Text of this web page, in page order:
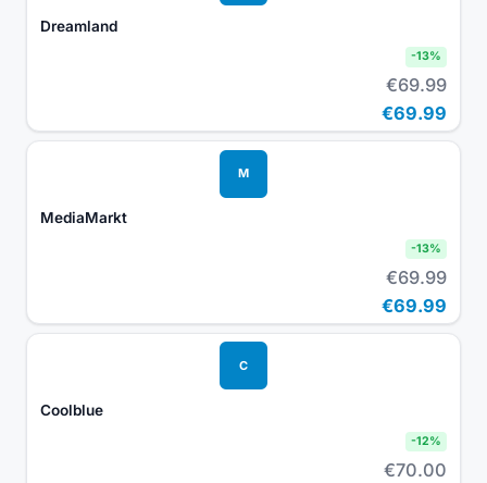
Dreamland
-13%
€69.99
€69.99
M
MediaMarkt
-13%
€69.99
€69.99
C
Coolblue
-12%
€70.00